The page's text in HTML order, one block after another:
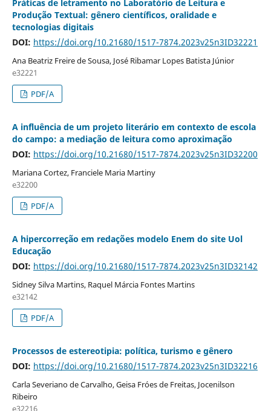
Práticas de letramento no Laboratório de Leitura e
Produção Textual: gênero científicos, oralidade e
tecnologias digitais
DOI: https://doi.org/10.21680/1517-7874.2023v25n3ID32221
Ana Beatriz Freire de Sousa, José Ribamar Lopes Batista Júnior
e32221
PDF/A
A influência de um projeto literário em contexto de escola
do campo: a mediação de leitura como aproximação
DOI: https://doi.org/10.21680/1517-7874.2023v25n3ID32200
Mariana Cortez, Franciele Maria Martiny
e32200
PDF/A
A hipercorreção em redações modelo Enem do site Uol
Educação
DOI: https://doi.org/10.21680/1517-7874.2023v25n3ID32142
Sidney Silva Martins, Raquel Márcia Fontes Martins
e32142
PDF/A
Processos de estereotipia: política, turismo e gênero
DOI: https://doi.org/10.21680/1517-7874.2023v25n3ID32216
Carla Severiano de Carvalho, Geisa Fróes de Freitas, Jocenilson
Ribeiro
e32216